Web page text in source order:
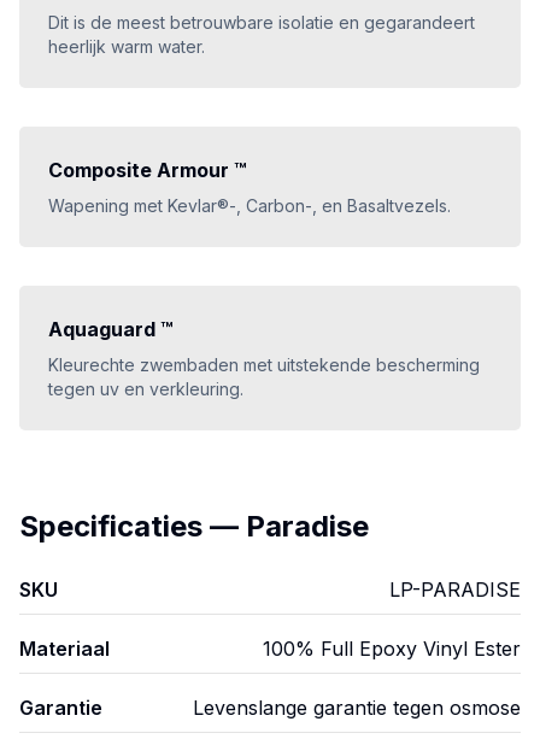
Dit is de meest betrouwbare isolatie en gegarandeert
heerlijk warm water.
Composite Armour ™
Wapening met Kevlar®-, Carbon-, en Basaltvezels.
Aquaguard ™
Kleurechte zwembaden met uitstekende bescherming
tegen uv en verkleuring.
Specificaties — Paradise
SKU LP-PARADISE
Materiaal 100% Full Epoxy Vinyl Ester
Garantie Levenslange garantie tegen osmose